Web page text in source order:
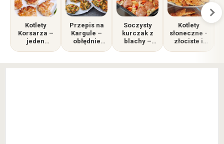
Kotlety
Korsarza –
jeden
wszystko!
Przepis na
Kargule –
obłędnie
z kurczaka!
Soczysty
kurczak z
blachy –
Kotlety
słoneczne -
złociste i
Zapomnij o